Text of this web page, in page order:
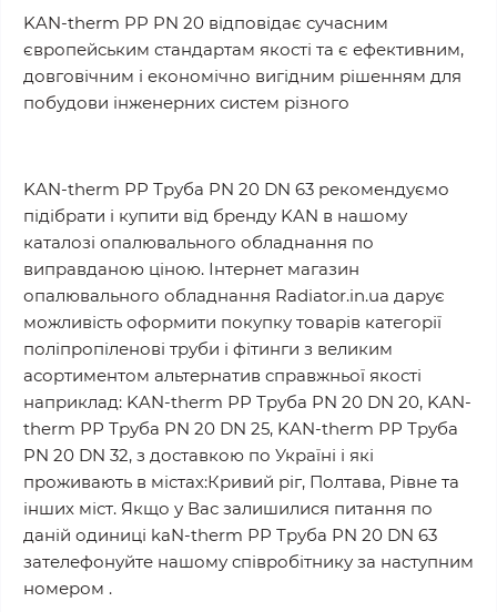
KAN-therm PP PN 20 відповідає сучасним
європейським стандартам якості та є ефективним,
довговічним і економічно вигідним рішенням для
побудови інженерних систем різного
KAN-therm РР Труба PN 20 DN 63 рекомендуємо
підібрати і купити від бренду KAN в нашому
каталозі опалювального обладнання по
виправданою ціною. Інтернет магазин
опалювального обладнання Radiator.in.ua дарує
можливість оформити покупку товарів категорії
поліпропіленові труби і фітинги з великим
асортиментом альтернатив справжньої якості
наприклад: KAN-therm РР Труба PN 20 DN 20, KAN-
therm РР Труба PN 20 DN 25, KAN-therm РР Труба
PN 20 DN 32, з доставкою по Україні і які
проживають в містах:Кривий ріг, Полтава, Рівне та
інших міст. Якщо у Вас залишилися питання по
даній одиниці kaN-therm РР Труба PN 20 DN 63
зателефонуйте нашому співробітнику за наступним
номером .